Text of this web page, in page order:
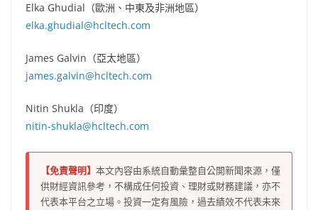
Elka Ghudial（歐洲、中東及非洲地區）
elka.ghudial@hcltech.com
James Galvin（亞太地區）
james.galvin@hcltech.com
Nitin Shukla（印度）
nitin-shukla@hcltech.com
【免責聲明】 本文內容由系統自動彙整自公開新聞來源，僅
供財經資訊參考，不構成任何投資、理財或財務建議，亦不
代表本平台之立場。投資一定有風險，過去績效不代表未來